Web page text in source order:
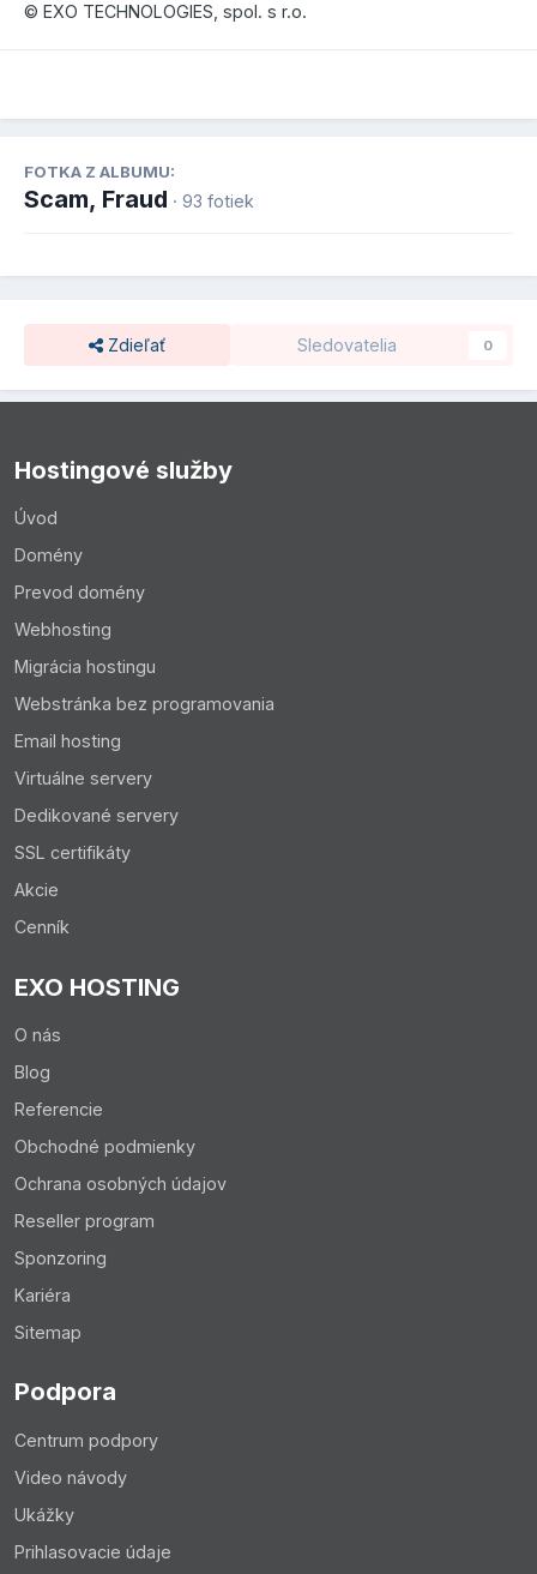
© EXO TECHNOLOGIES, spol. s r.o.
FOTKA Z ALBUMU:
Scam, Fraud · 93 fotiek
Zdieľať Sledovatelia 0
Hostingové služby
Úvod
Domény
Prevod domény
Webhosting
Migrácia hostingu
Webstránka bez programovania
Email hosting
Virtuálne servery
Dedikované servery
SSL certifikáty
Akcie
Cenník
EXO HOSTING
O nás
Blog
Referencie
Obchodné podmienky
Ochrana osobných údajov
Reseller program
Sponzoring
Kariéra
Sitemap
Podpora
Centrum podpory
Video návody
Ukážky
Prihlasovacie údaje